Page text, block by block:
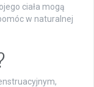
ciała mogą
w naturalnej